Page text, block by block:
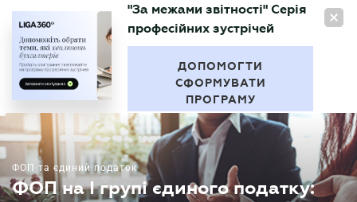
UA
БУХГАЛТЕР
"За межами звітності" Серія
професійних зустрічей
ДОПОМОГТИ
СФОРМУВАТИ
ПРОГРАМУ
ФОП та єдиний податок
ФОП на І групі єдиного податку: